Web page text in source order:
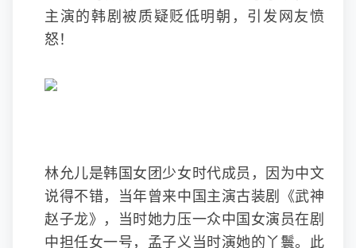
主演的韩剧被质疑贬低明朝，引发网友愤
怒！
林允儿是韩国女团少女时代成员，因为中文
说得不错，当年曾来中国主演古装剧《武神
赵子龙》，当时她力压一众中国女演员在剧
中担任女一号，孟子义当时演她的丫鬟。此